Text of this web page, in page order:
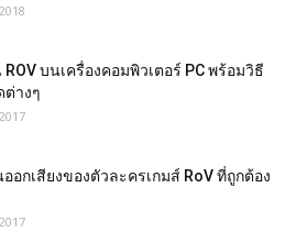
บนเครื่องคอมพิวเตอร์ PC พร้อมวิธี
ต่างๆ
อกเสียงของตัวละครเกมส์ RoV ที่ถูกต้อง